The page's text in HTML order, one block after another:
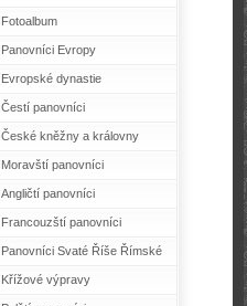
Fotoalbum
Panovníci Evropy
Evropské dynastie
Čestí panovníci
České kněžny a královny
Moravští panovníci
Angličtí panovníci
Francouzští panovníci
Panovníci Svaté Říše Římské
Křížové výpravy